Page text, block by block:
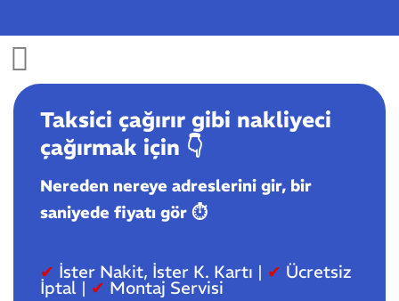
to
content
Taksici çağırır gibi nakliyeci
çağırmak için 👇️
Nereden nereye adreslerini gir, bir
saniyede fiyatı gör ⏱️
✔ İster Nakit, İster K. Kartı | ✔ Ücretsiz
İptal | ✔ Montaj Servisi